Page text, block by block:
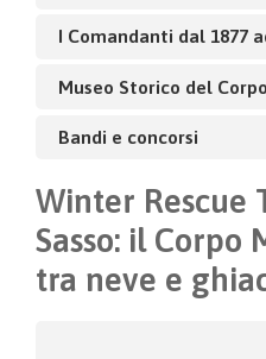
I Comandanti dal 1877
Museo Storico del
Bandi e concorsi
Winter Rescue
Sasso: il Corpo
tra neve e